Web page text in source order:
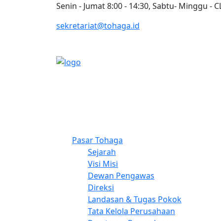
Senin - Jumat 8:00 - 14:30, Sabtu- Minggu -
sekretariat@tohaga.id
Pasar Tohaga
Sejarah
Visi Misi
Dewan Pengawas
Direksi
Landasan & Tugas Pokok
Tata Kelola Perusahaan